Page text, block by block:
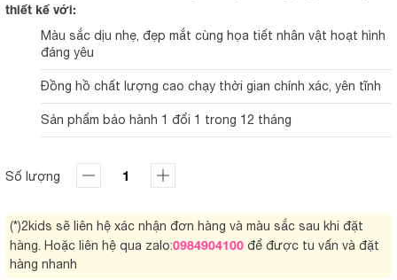
thiết kế với:
Màu sắc dịu nhẹ, đẹp mắt cùng họa tiết nhân vật hoạt hình
đáng yêu
Đồng hồ chất lượng cao chạy thời gian chính xác, yên tĩnh
Sản phẩm bảo hành 1 đổi 1 trong 12 tháng
Số lượng
(*)2kids sẽ liên hệ xác nhận đơn hàng và màu sắc sau khi đặt
hàng. Hoặc liên hệ qua zalo:0984904100 để được tu vấn và đặt
hàng nhanh